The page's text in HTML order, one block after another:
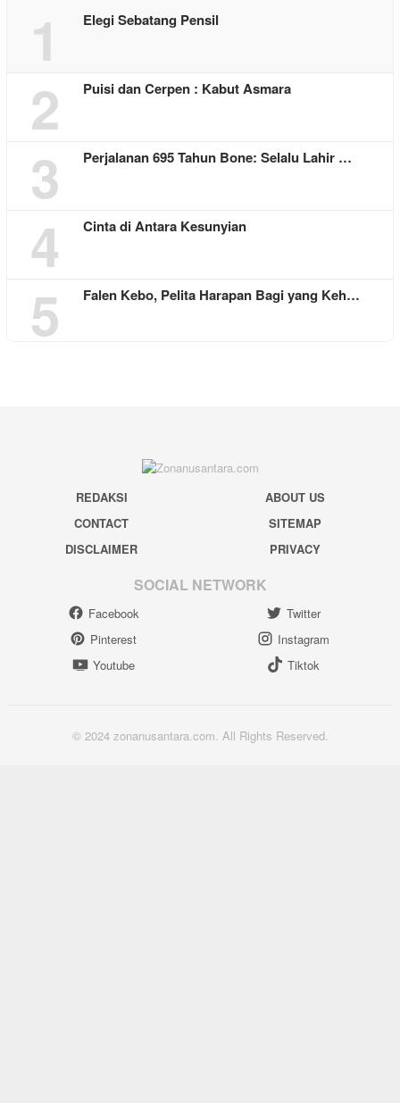
1 Elegi Sebatang Pensil
2 Puisi dan Cerpen : Kabut Asmara
3 Perjalanan 695 Tahun Bone: Selalu Lahir …
4 Cinta di Antara Kesunyian
5 Falen Kebo, Pelita Harapan Bagi yang Keh…
REDAKSI
ABOUT US
CONTACT
SITEMAP
DISCLAIMER
PRIVACY
SOCIAL NETWORK
Facebook
Twitter
Pinterest
Instagram
Youtube
Tiktok
© 2024 zonanusantara.com. All Rights Reserved.